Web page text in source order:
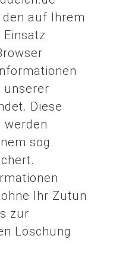
auf Ihrem
unserer
Diese
werden
sog.
Ihr Zutun
zur
Löschung